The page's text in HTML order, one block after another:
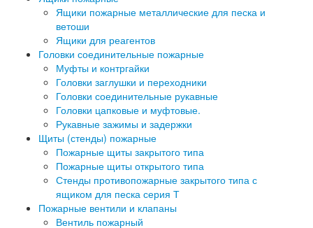
Ящики пожарные металлические для песка и
ветоши
Ящики для реагентов
Головки соединительные пожарные
Муфты и контргайки
Головки заглушки и переходники
Головки соединительные рукавные
Головки цапковые и муфтовые.
Рукавные зажимы и задержки
Щиты (стенды) пожарные
Пожарные щиты закрытого типа
Пожарные щиты открытого типа
Стенды противопожарные закрытого типа с
ящиком для песка серия Т
Пожарные вентили и клапаны
Вентиль пожарный